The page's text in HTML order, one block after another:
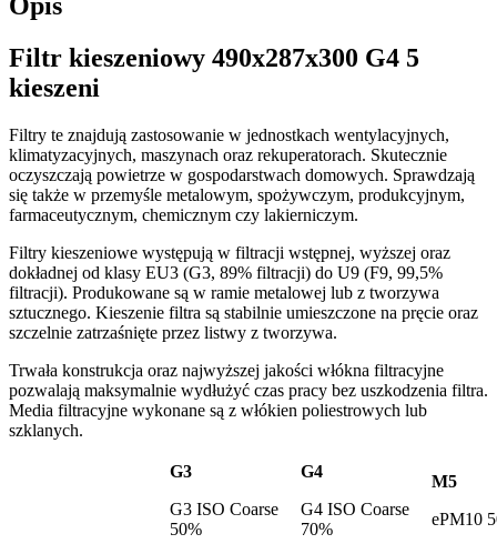
Filtr kieszeniowy 490x287x300 G4 5
kieszeni
Filtry te znajdują zastosowanie w jednostkach wentylacyjnych,
klimatyzacyjnych, maszynach oraz rekuperatorach. Skutecznie
oczyszczają powietrze w gospodarstwach domowych. Sprawdzają
się także w przemyśle metalowym, spożywczym, produkcyjnym,
farmaceutycznym, chemicznym czy lakierniczym.
Filtry kieszeniowe występują w filtracji wstępnej, wyższej oraz
dokładnej od klasy EU3 (G3, 89% filtracji) do U9 (F9, 99,5%
filtracji). Produkowane są w ramie metalowej lub z tworzywa
sztucznego. Kieszenie filtra są stabilnie umieszczone na pręcie oraz
szczelnie zatrzaśnięte przez listwy z tworzywa.
Trwała konstrukcja oraz najwyższej jakości włókna filtracyjne
pozwalają maksymalnie wydłużyć czas pracy bez uszkodzenia filtra.
Media filtracyjne wykonane są z włókien poliestrowych lub
szklanych.
G3
G3 ISO Coarse
50%
G4
G4 ISO Coarse
70%
M5
ePM10